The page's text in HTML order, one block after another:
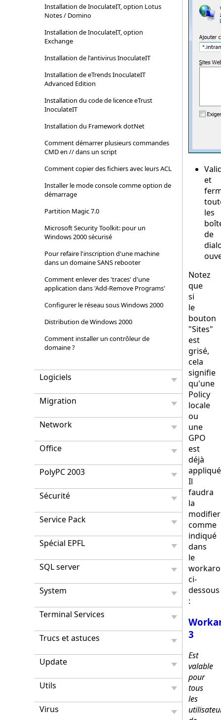
Installation de InoculateIT, option Lotus
Notes / Domino
Installation de InoculateIT, option
Exchange
Installation de l'antivirus InoculateIT
Installation de eTrends InoculateIT
Advanced Edition
Installation du code de licence eTrust
InoculateIT
Installation du Framework dotNet
Comment démarrer plusieurs commandes
CMD en // dans un script
Comment copier des fichiers avec leurs ACL
Installer le mode console comme option de
démarrage
Partition Magic 7.0
Microsoft Security Toolkit: pour un
Windows 2000 sécurisé
Pour refaire l'inscription d'une machine
dans un domaine SANS rebooter
Comment enlever des 'traces' d'une
application dans 'Add-Remove Programs'
Configurer le réseau sous Windows 2000
Distribution de Windows 2000
Comment installer un contrôleur de
domaine ?
Logiciels
Migration
Network
Office
PolyPC 2003
Sécurité
Service Pack
Spécial EPFL
SQL server
System
Terminal Services
Trucs et astuces
Update
Utils
Virus
et
les
de
Notez
que
si
le
bouton
"Sites"
est
grisé,
cela
signifie
qu'une
Policy
locale
ou
une
GPO
est
déjà
Il
faudra
la
modifier
comme
indiqué
dans
le
ci-
dessous
:
3
Est
valable
pour
tous
les